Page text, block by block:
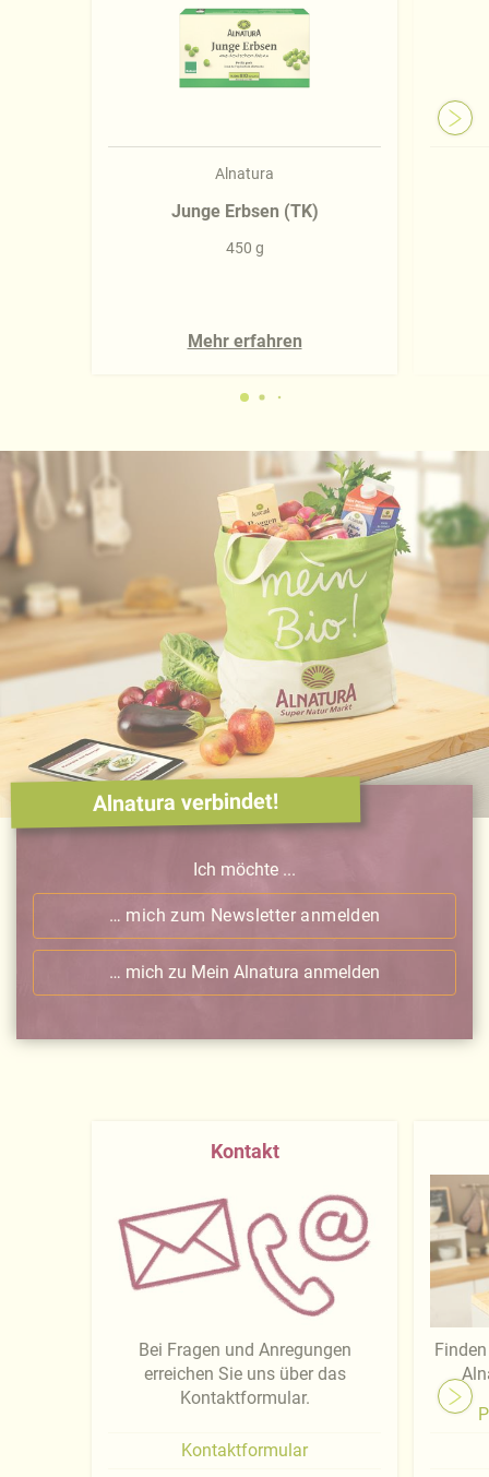
Alnatura
Junge Erbsen (TK)
450 g
Mehr erfahren
Alnatura verbindet!
Ich möchte ...
… mich zum Newsletter anmelden
… mich zu Mein Alnatura anmelden
Kontakt
Bei Fragen und Anregungen
erreichen Sie uns über das
Kontaktformular.
Kontaktformular